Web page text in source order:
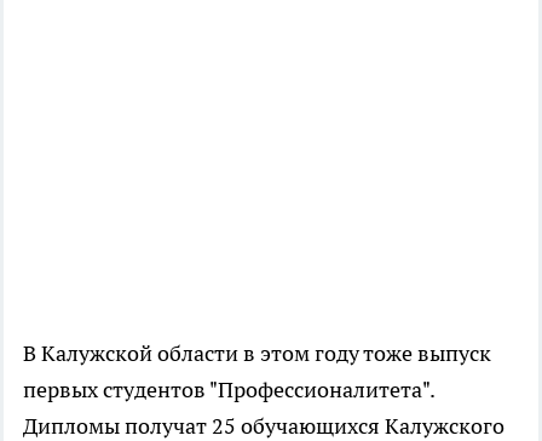
В Калужской области в этом году тоже выпуск
первых студентов "Профессионалитета".
Дипломы получат 25 обучающихся Калужского